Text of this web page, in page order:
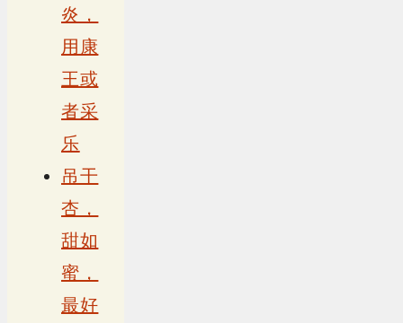
炎，
用康
王或
者采
乐
吊干
杏，
甜如
蜜，
最好